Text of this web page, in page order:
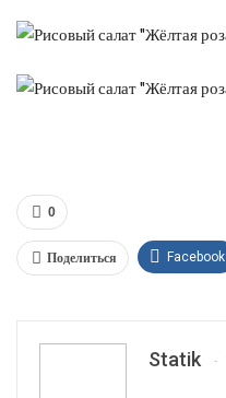
0
Поделиться Facebook
Statik